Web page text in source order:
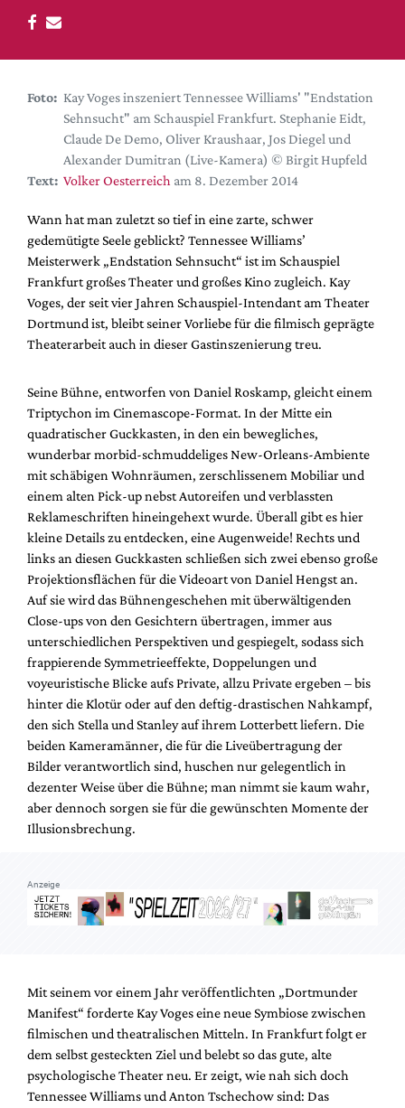
DdB-map
Festival-Planer
Hefte
Alle Hefte
Leseproben
Podcast
Service
Shop / Abo
Newsletter
Redaktion
Partner
Mediadaten
Suche
Foto: Kay Voges inszeniert Tennessee Williams' "Endstation
Sehnsucht" am Schauspiel Frankfurt. Stephanie Eidt,
Claude De Demo, Oliver Kraushaar, Jos Diegel und
Alexander Dumitran (Live-Kamera) © Birgit Hupfeld
Text: Volker Oesterreich am 8. Dezember 2014
Wann hat man zuletzt so tief in eine zarte, schwer
gedemütigte Seele geblickt? Tennessee Williams’
Meisterwerk „Endstation Sehnsucht“ ist im Schauspiel
Frankfurt großes Theater und großes Kino zugleich. Kay
Voges, der seit vier Jahren Schauspiel-Intendant am Theater
Dortmund ist, bleibt seiner Vorliebe für die filmisch geprägte
Theaterarbeit auch in dieser Gastinszenierung treu.
Seine Bühne, entworfen von Daniel Roskamp, gleicht einem
Triptychon im Cinemascope-Format. In der Mitte ein
quadratischer Guckkasten, in den ein bewegliches,
wunderbar morbid-schmuddeliges New-Orleans-Ambiente
mit schäbigen Wohnräumen, zerschlissenem Mobiliar und
einem alten Pick-up nebst Autoreifen und verblassten
Reklameschriften hineingehext wurde. Überall gibt es hier
kleine Details zu entdecken, eine Augenweide! Rechts und
links an diesen Guckkasten schließen sich zwei ebenso große
Projektionsflächen für die Videoart von Daniel Hengst an.
Auf sie wird das Bühnengeschehen mit überwältigenden
Close-ups von den Gesichtern übertragen, immer aus
unterschiedlichen Perspektiven und gespiegelt, sodass sich
frappierende Symmetrieeffekte, Doppelungen und
voyeuristische Blicke aufs Private, allzu Private ergeben – bis
hinter die Klotür oder auf den deftig-drastischen Nahkampf,
den sich Stella und Stanley auf ihrem Lotterbett liefern. Die
beiden Kameramänner, die für die Liveübertragung der
Bilder verantwortlich sind, huschen nur gelegentlich in
dezenter Weise über die Bühne; man nimmt sie kaum wahr,
aber dennoch sorgen sie für die gewünschten Momente der
Illusionsbrechung.
Anzeige
Mit seinem vor einem Jahr veröffentlichten „Dortmunder
Manifest“ forderte Kay Voges eine neue Symbiose zwischen
filmischen und theatralischen Mitteln. In Frankfurt folgt er
dem selbst gesteckten Ziel und belebt so das gute, alte
psychologische Theater neu. Er zeigt, wie nah sich doch
Tennessee Williams und Anton Tschechow sind: Das